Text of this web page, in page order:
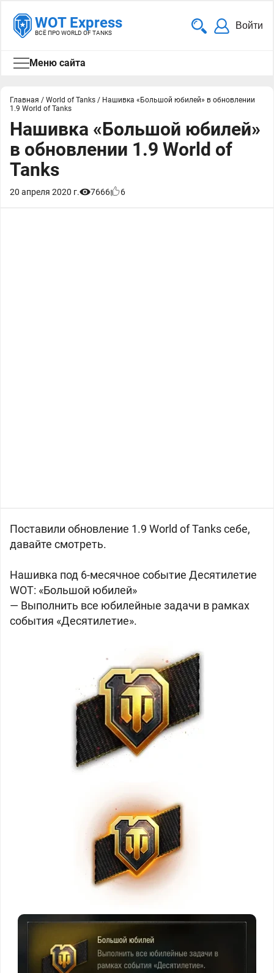
WOT Express
ВСЁ ПРО WORLD OF TANKS
Войти
Меню сайта
Главная / World of Tanks / Нашивка «Большой юбилей» в обновлении
1.9 World of Tanks
Нашивка «Большой юбилей»
в обновлении 1.9 World of
Tanks
20 апреля 2020 г. 7666 6
Поставили обновление 1.9 World of Tanks себе,
давайте смотреть.
Нашивка под 6-месячное событие Десятилетие
WOT: «Большой юбилей»
— Выполнить все юбилейные задачи в рамках
события «Десятилетие».